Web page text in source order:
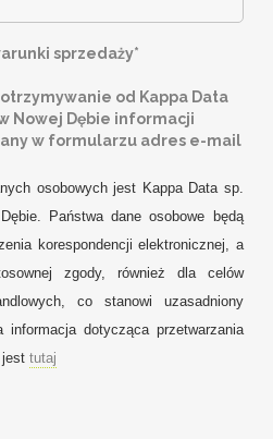
sprzedaży*
od Kappa Data
Nowej Dębie informacji
w formularzu adres e-mail
osobowych jest Kappa Data sp.
Państwa dane osobowe będą
korespondencji elektronicznej, a
zgody, również dla celów
co stanowi uzasadniony
informacja dotycząca przetwarzania
jesttutaj